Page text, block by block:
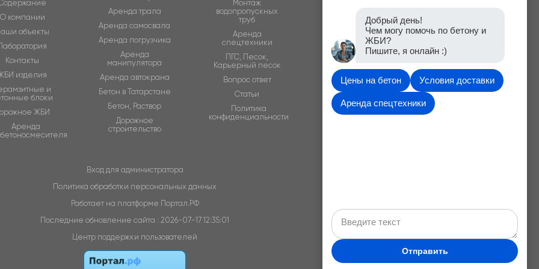
О компании
объекты
Контакты
изделия
и
блоки
ЖБИ
Аренда
Аренда трала
Аренда самосвала
Аренда погрузчика
Аренда
манипулятора
Аренда автокрана
Бетон в Татарстане
Бетон, Раствор
Дорожное
строительство
Монтаж
водопропускных
труб
Аренда
спецтехники
ПГС, Песок,
Карьерный песок
Вопрос ответ
Статьи
Политика
конфиденциальности
Вход для администратора
Политика обработки персональных данных
Работает на платформе Портал.РФ
Последние обновление сайта : 2026-07-17 12:35:01
Центр поддержки пользователей
Добрый день!
Чем могу помочь по бетону и
ЖБИ?
Пишите, я онлайн :)
Цены на бетон Условия доставки
Аренда спецтехники
Отправить